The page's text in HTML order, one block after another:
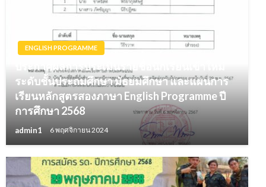
ENGLISH PROGRAMME
ประกาศผลการประเมินรายชื่อนักเรียนเข้าใหม่
ระดับชั้นประถมศึกษา มัธยมศึกษา และแผนการ
เรียนหลักสูตรสองภาษา English Programme ปี
การศึกษา 2568
admin1 6 พฤศจิกายน 2024